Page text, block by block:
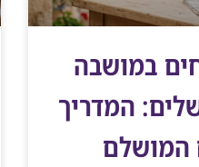
במושבה
המדריך
המושלם